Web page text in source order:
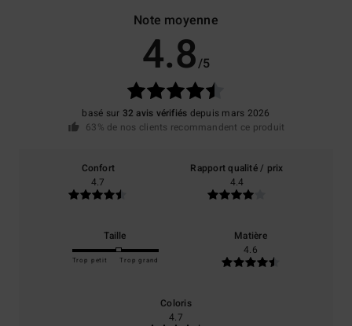
Note moyenne
4.8/5
basé sur 32 avis vérifiés depuis mars 2026
63% de nos clients recommandent ce produit
Confort
4.7
Rapport qualité / prix
4.4
Taille
Trop petit Trop grand
Matière
4.6
Coloris
4.7